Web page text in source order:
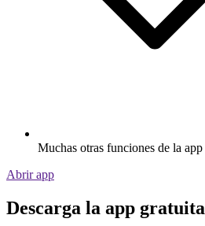
Muchas otras funciones de la app
Abrir app
Descarga la app